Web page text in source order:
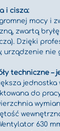
i cisza:
mocy i
zwartą
Dzięki
urządzenie nie
techniczne –
do
630